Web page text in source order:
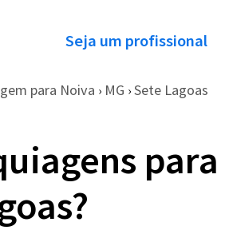
Seja um profissional
para Noiva › MG › Sete Lagoas
para